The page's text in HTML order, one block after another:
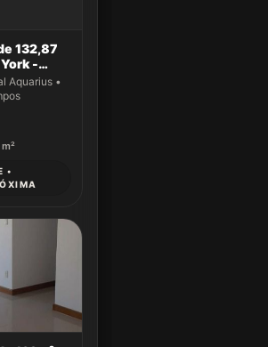
132,87
-
Aquarius •
m²
•